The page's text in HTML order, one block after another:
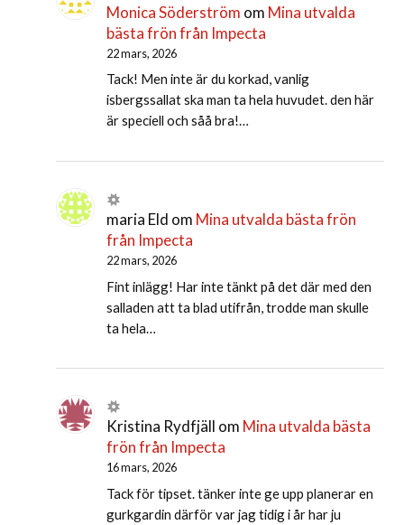
Monica Söderström om Mina utvalda
bästa frön från Impecta
22 mars, 2026
Tack! Men inte är du korkad, vanlig
isbergssallat ska man ta hela huvudet. den här
är speciell och såå bra!…
maria Eld om Mina utvalda bästa frön
från Impecta
22 mars, 2026
Fint inlägg! Har inte tänkt på det där med den
salladen att ta blad utifrån, trodde man skulle
ta hela…
Kristina Rydfjäll om Mina utvalda bästa
frön från Impecta
16 mars, 2026
Tack för tipset. tänker inte ge upp planerar en
gurkgardin därför var jag tidig i år har ju